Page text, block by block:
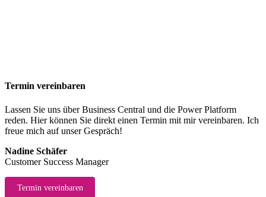
Termin vereinbaren
Lassen Sie uns über Business Central und die Power Platform
reden. Hier können Sie direkt einen Termin mit mir vereinbaren. Ich
freue mich auf unser Gespräch!
Nadine Schäfer
Customer Success Manager
Termin vereinbaren